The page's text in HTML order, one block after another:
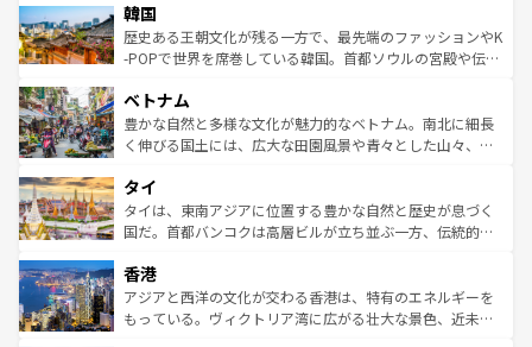
ワイを、存分に味わってほしい。 なお、新着のハワイ情報
はコンテンツ一覧を参照してほしい。
いる。アクティビティも充実しており、サーフィンやダイ
ビング、ハイキングなど、アウトドア好きにはたまらな
い。オーストラリアの多彩な魅力を存分に味わいつくそ
参照してほしい。
ン）、静ひつな山岳地帯である台湾東部など、都市の喧騒
と山間の静けさが共存しており、訪れる人に新しい発見と
驚きをもたらしてくれる。また、奥深い台湾の食文化も魅
容にもいいと評判のスイーツなど、バラエティ豊かな料理
が味わえる。 なお、新着の台湾情報は コンテンツ一覧を参
照してほしい。
韓国
歴史ある王朝文化が残る一方で、最先端のファッションやK
-POPで世界を席巻している韓国。首都ソウルの宮殿や伝統
き、地方に足を延ばせば四季折々の自然美を楽しむことが
できる。そして、キムチや焼肉、絶品のストリートフード
まで、さまざまな韓国料理が待っている。夜には、韓国な
リティに包まれながら、韓国の多彩な魅力を心ゆくまで味
わってみてほしい。 なお、新着の韓国情報はコンテンツ一
覧を参照してほしい。
ベトナム
豊かな自然と多様な文化が魅力的なベトナム。南北に細長
く伸びる国土には、広大な田園風景や青々とした山々、世
急速な発展と共に伝統が息づく。ハノイの古い町並みやホ
ーチミン市のフランス統治時代の建物も、独特の雰囲気を
醸し出している。また、バラエティの豊かさとおいしさで
とつ。フォーやバインミー、ベトナムコーヒーなどは、ぜ
ひ現地で味わいたい。どの地域を訪れてもあたたかい人々
が旅行者を迎えてくれるので、きっと忘れられない旅にな
タイ
タイは、東南アジアに位置する豊かな自然と歴史が息づく
国だ。首都バンコクは高層ビルが立ち並ぶ一方、伝統的な
の活気が交差している。北部ではチェンマイなどの山岳地
帯で自然と触れ合い、南部ではプーケットやクラビの美し
いビーチでリゾート気分を楽しむことができる。タイ料理
香港
アジアと西洋の文化が交わる香港は、特有のエネルギーを
もっている。ヴィクトリア湾に広がる壮大な景色、近未来